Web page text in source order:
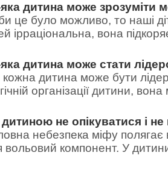
дитина може зрозуміти
це було можливо, то наші
ірраціональна, вона
дитина може стати
дитина може бути
організації дитини,
не опікуватися і не
небезпека міфу полягає
вольовий компонент. У